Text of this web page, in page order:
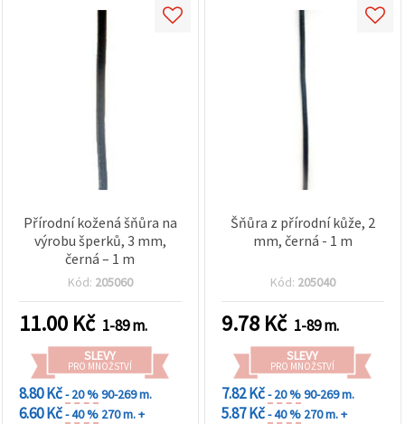
Přírodní kožená šňůra na
výrobu šperků, 3 mm,
černá – 1 m
Kód: 205060
11.00 Kč 1-89 m.
SLEVY
PRO MNOŽSTVÍ
8.80 Kč- 20 %90-269 m.
6.60 Kč- 40 % 270 m. +
Šňůra z přírodní kůže, 2
mm, černá - 1 m
Kód: 205040
9.78 Kč 1-89 m.
SLEVY
PRO MNOŽSTVÍ
7.82 Kč- 20 %90-269 m.
5.87 Kč- 40 % 270 m. +